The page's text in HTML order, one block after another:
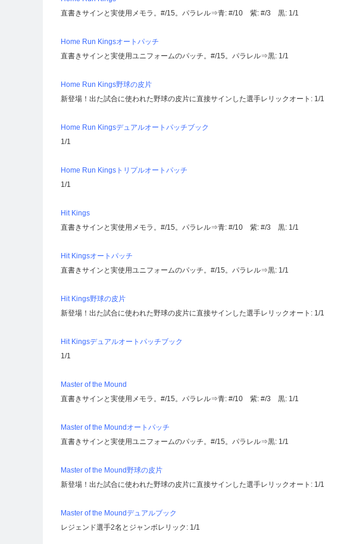
直書きサインと実使用メモラ。#/15。パラレル⇒青: #/10 紫: #/3 黒: 1/1
Home Run Kingsオートパッチ
直書きサインと実使用ユニフォームのパッチ。#/15。パラレル⇒黒: 1/1
Home Run Kings野球の皮片
新登場！出た試合に使われた野球の皮片に直接サインした選手レリックオート: 1/1
Home Run Kingsデュアルオートパッチブック
1/1
Home Run Kingsトリプルオートパッチ
1/1
Hit Kings
直書きサインと実使用メモラ。#/15。パラレル⇒青: #/10 紫: #/3 黒: 1/1
Hit Kingsオートパッチ
直書きサインと実使用ユニフォームのパッチ。#/15。パラレル⇒黒: 1/1
Hit Kings野球の皮片
新登場！出た試合に使われた野球の皮片に直接サインした選手レリックオート: 1/1
Hit Kingsデュアルオートパッチブック
1/1
Master of the Mound
直書きサインと実使用メモラ。#/15。パラレル⇒青: #/10 紫: #/3 黒: 1/1
Master of the Moundオートパッチ
直書きサインと実使用ユニフォームのパッチ。#/15。パラレル⇒黒: 1/1
Master of the Mound野球の皮片
新登場！出た試合に使われた野球の皮片に直接サインした選手レリックオート: 1/1
Master of the Moundデュアルブック
レジェンド選手2名とジャンボレリック: 1/1